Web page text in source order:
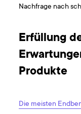
Nachfrage nach
Erfüllung
Produkte
Die meisten